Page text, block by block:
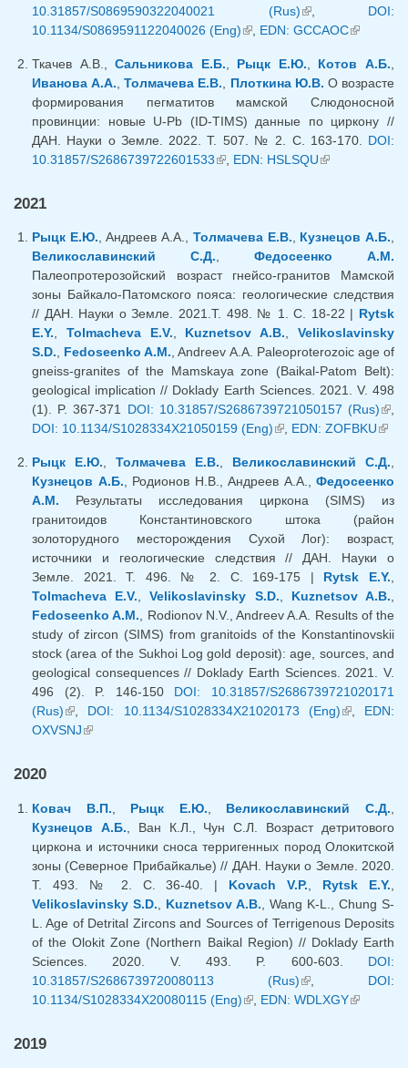
10.31857/S0869590322040021 (Rus)(link is external)
, DOI:
10.1134/S0869591122040026 (Eng)(link is external)
EDN: GCCAOC(link is
Ткачев А.В.,Сальникова Е.Б. Рыцк Е.Ю. Котов А.Б.
Иванова А.А. ,Толмачева Е.В. Плоткина Ю.В. О возрасте
формирования пегматитов мамской Слюдоносной
провинции: новые U-Pb (ID-TIMS) данные по циркону //
ДАН. Науки о Земле. 2022. Т. 507. № 2. С. 163-170. DOI:
10.31857/S2686739722601533(link is external)
EDN: HSLSQU(link is
2021
Рыцк Е.Ю., Андреев А.А., Толмачева Е.В., Кузнецов А.Б.,
Великославинский С.Д., Федосеенко А.М.
Палеопротерозойский возраст гнейсо-гранитов Мамской
зоны Байкало-Патомского пояса: геологические следствия
// ДАН. Науки о Земле. 2021.Т. 498. № 1. С. 18-22 | Rytsk
E.Y., Tolmacheva E.V., Kuznetsov A.B.,Velikoslavinsky
S.D., Fedoseenko A.M., Andreev A.A. Paleoproterozoic age of
gneiss-granites of the Mamskaya zone (Baikal-Patom Belt):
geological implication // Doklady Earth Sciences. 2021. V. 498
(1). P. 367-371 DOI: 10.31857/S2686739721050157 (Rus)
,
DOI: 10.1134/S1028334X21050159 (Eng)(link is external)
, EDN: ZOFBKU
Рыцк Е.Ю., Толмачева Е.В., Великославинский С.Д.,
Кузнецов А.Б., Родионов Н.В., Андреев А.А., Федосеенко
А.М. Результаты исследования циркона (SIMS) из
гранитоидов Константиновского штока (район
золоторудного месторождения Сухой Лог): возраст,
источники и геологические следствия // ДАН. Науки о
Земле. 2021. Т. 496. № 2. С. 169-175 | Rytsk E.Y.,
Tolmacheva E.V.,Velikoslavinsky S.D., Kuznetsov A.B.,
Fedoseenko A.M., Rodionov N.V., Andreev A.A. Results of the
study of zircon (SIMS) from granitoids of the Konstantinovskii
stock (area of the Sukhoi Log gold deposit): age, sources, and
geological consequences // Doklady Earth Sciences. 2021. V.
496 (2). P. 146-150 DOI: 10.31857/S2686739721020171
(Rus)(link is external)
, DOI: 10.1134/S1028334X21020173 (Eng)(link is
, EDN:
OXVSNJ(link is external)
2020
Ковач В.П. Рыцк Е.Ю. Великославинский С.Д.
Кузнецов А.Б. , Ван К.Л., Чун С.Л. Возраст детритового
циркона и источники сноса терригенных пород Олокитской
зоны (Северное Прибайкалье) // ДАН. Науки о Земле. 2020.
Т. 493. № 2. С. 36-40. | Kovach V.P. Rytsk E.Y.
Velikoslavinsky S.D.
Kuznetsov A.B. , Wang K-L., Chung S-
L. Age of Detrital Zircons and Sources of Terrigenous Deposits
of the Olokit Zone (Northern Baikal Region) // Doklady Earth
Sciences. 2020. V. 493. P. 600-603. DOI:
10.31857/S2686739720080113 (Rus)(link is external)
DOI:
10.1134/S1028334X20080115 (Eng)(link is external)
EDN: WDLXGY(link is
2019